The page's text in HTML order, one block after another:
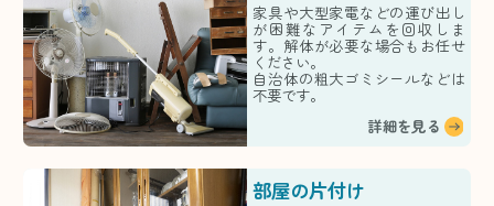
家具や大型家電などの運び出し
が困難なアイテムを回収しま
す。解体が必要な場合もお任せ
ください。
自治体の粗大ゴミシールなどは
不要です。
詳細を見る
部屋の片付け